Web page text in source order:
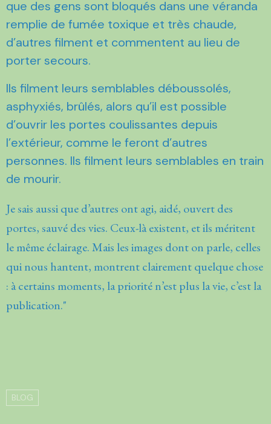
que des gens sont bloqués dans une véranda
remplie de fumée toxique et très chaude,
d’autres filment et commentent au lieu de
porter secours.
Ils filment leurs semblables déboussolés,
asphyxiés, brûlés, alors qu’il est possible
d’ouvrir les portes coulissantes depuis
l’extérieur, comme le feront d’autres
personnes. Ils filment leurs semblables en train
de mourir.
Je sais aussi que d’autres ont agi, aidé, ouvert des
portes, sauvé des vies. Ceux-là existent, et ils méritent
le même éclairage. Mais les images dont on parle, celles
qui nous hantent, montrent clairement quelque chose
: à certains moments, la priorité n’est plus la vie, c’est la
publication."
BLOG